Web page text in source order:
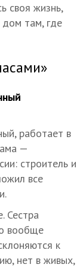
своя жизнь,
дом там, где
работает в
—
строитель и
все
Сестра
вообще
к
нет в живых,